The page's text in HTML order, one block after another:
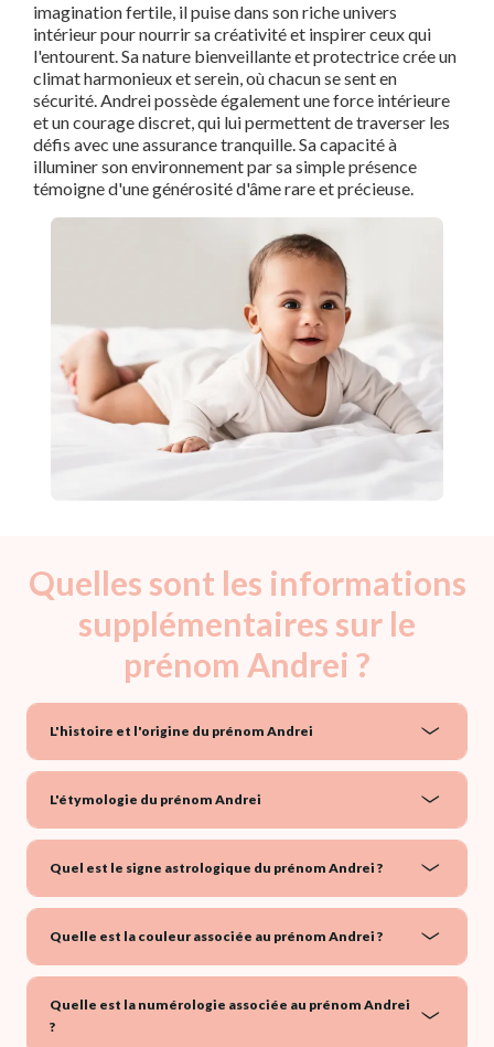
imagination fertile, il puise dans son riche univers
intérieur pour nourrir sa créativité et inspirer ceux qui
l'entourent. Sa nature bienveillante et protectrice crée un
climat harmonieux et serein, où chacun se sent en
sécurité. Andrei possède également une force intérieure
et un courage discret, qui lui permettent de traverser les
défis avec une assurance tranquille. Sa capacité à
illuminer son environnement par sa simple présence
témoigne d'une générosité d'âme rare et précieuse.
Quelles sont les informations
supplémentaires sur le
prénom Andrei ?
L'histoire et l'origine du prénom Andrei
L'étymologie du prénom Andrei
Quel est le signe astrologique du prénom Andrei ?
Quelle est la couleur associée au prénom Andrei ?
Quelle est la numérologie associée au prénom Andrei
?